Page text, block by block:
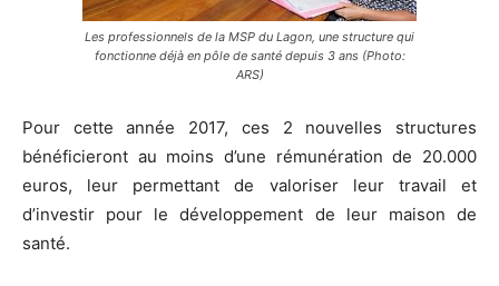
Les professionnels de la MSP du Lagon, une structure qui
fonctionne déjà en pôle de santé depuis 3 ans (Photo:
ARS)
Pour cette année 2017, ces 2 nouvelles structures
bénéficieront au moins d’une rémunération de 20.000
euros, leur permettant de valoriser leur travail et
d’investir pour le développement de leur maison de
santé.